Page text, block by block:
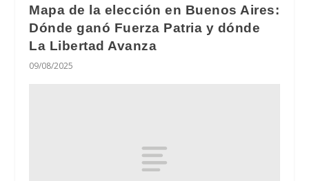
Mapa de la elección en Buenos Aires:
Dónde ganó Fuerza Patria y dónde
La Libertad Avanza
09/08/2025